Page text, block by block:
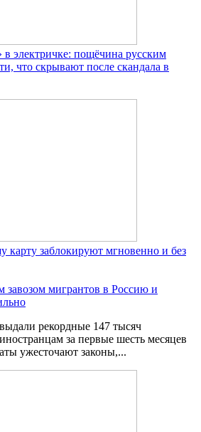
в электричке: пощёчина русским
что скрывают после скандала в
карту заблокируют мгновенно и без
завозом мигрантов в Россию и
рекордные 147 тысяч
за первые шесть месяцев
ужесточают законы,...